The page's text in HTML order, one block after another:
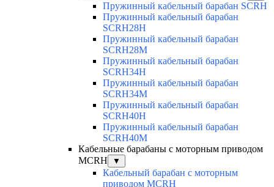
Пружинный кабельный барабан SCRH
Пружинный кабельный барабан
SCRH28H
Пружинный кабельный барабан
SCRH28M
Пружинный кабельный барабан
SCRH34H
Пружинный кабельный барабан
SCRH34M
Пружинный кабельный барабан
SCRH40H
Пружинный кабельный барабан
SCRH40M
Кабельные барабаны с моторным приводом
MCRH
▼
Кабельный барабан с моторным
приводом MCRH